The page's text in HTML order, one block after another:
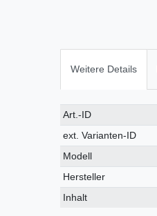
Weitere Details
Technisches
Merkmal
Wert
Art.-ID
ext. Varianten-ID
Modell
Hersteller
Inhalt